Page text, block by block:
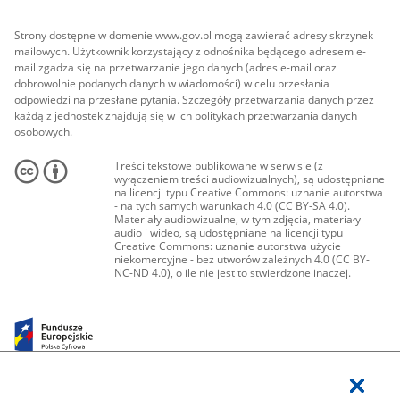
Strony dostępne w domenie www.gov.pl mogą zawierać adresy skrzynek
mailowych. Użytkownik korzystający z odnośnika będącego adresem e-
mail zgadza się na przetwarzanie jego danych (adres e-mail oraz
dobrowolnie podanych danych w wiadomości) w celu przesłania
odpowiedzi na przesłane pytania. Szczegóły przetwarzania danych przez
każdą z jednostek znajdują się w ich politykach przetwarzania danych
osobowych.
Treści tekstowe publikowane w serwisie (z
wyłączeniem treści audiowizualnych), są udostępniane
na licencji typu Creative Commons: uznanie autorstwa
- na tych samych warunkach 4.0 (CC BY-SA 4.0).
Materiały audiowizualne, w tym zdjęcia, materiały
audio i wideo, są udostępniane na licencji typu
Creative Commons: uznanie autorstwa użycie
niekomercyjne - bez utworów zależnych 4.0 (CC BY-
NC-ND 4.0), o ile nie jest to stwierdzone inaczej.